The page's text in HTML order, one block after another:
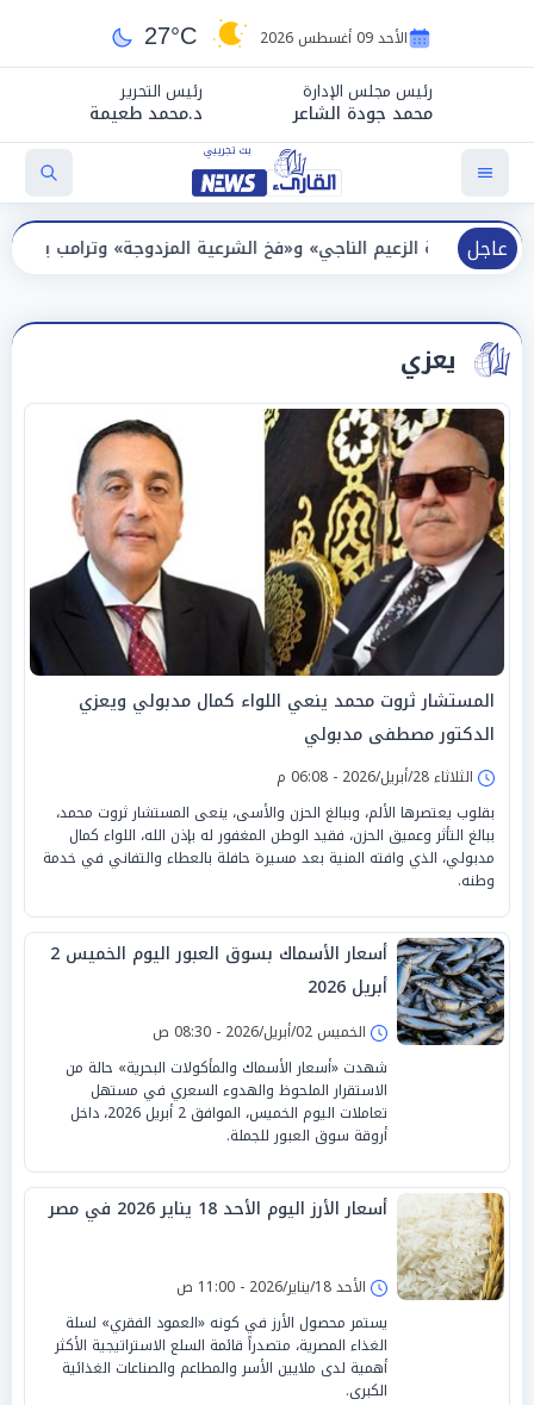
الأحد 09 أغسطس 2026 27°C
رئيس مجلس الإدارة
محمد جودة الشاعر
رئيس التحرير
د.محمد طعيمة
عاجلالناجي» و«فخ الشرعية المزدوجة» وترامب ينأى بنفسه وحليفه
يعزي
المستشار ثروت محمد ينعي اللواء كمال مدبولي ويعزي
الدكتور مصطفى مدبولي
الثلاثاء 28/أبريل/2026 - 06:08 م
بقلوب يعتصرها الألم، وببالغ الحزن والأسى، ينعى المستشار ثروت محمد،
ببالغ التأثر وعميق الحزن، فقيد الوطن المغفور له بإذن الله، اللواء كمال
مدبولي، الذي وافته المنية بعد مسيرة حافلة بالعطاء والتفاني في خدمة
وطنه.
أسعار الأسماك بسوق العبور اليوم الخميس 2
أبريل 2026
الخميس 02/أبريل/2026 - 08:30 ص
شهدت «أسعار الأسماك والمأكولات البحرية» حالة من
الاستقرار الملحوظ والهدوء السعري في مستهل
تعاملات اليوم الخميس، الموافق 2 أبريل 2026، داخل
أروقة سوق العبور للجملة.
أسعار الأرز اليوم الأحد 18 يناير 2026 في مصر
الأحد 18/يناير/2026 - 11:00 ص
يستمر محصول الأرز في كونه «العمود الفقري» لسلة
الغذاء المصرية، متصدراً قائمة السلع الاستراتيجية الأكثر
أهمية لدى ملايين الأسر والمطاعم والصناعات الغذائية
الكبرى.